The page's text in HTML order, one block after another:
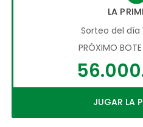
LA
Sorteo del día
PRÓXIMO
JUGAR LA